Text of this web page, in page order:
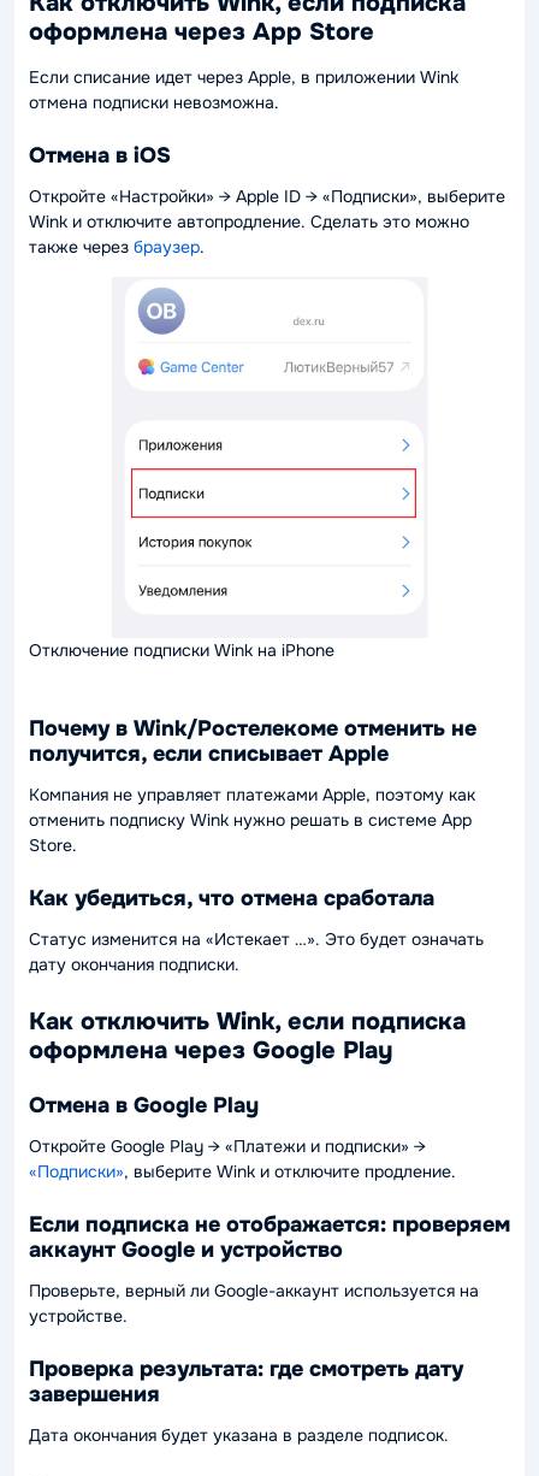
оформлена через App Store
Если списание идет через Apple, в приложении Wink
отмена подписки невозможна.
Отмена в iOS
Откройте «Настройки» → Apple ID → «Подписки», выберите
Wink и отключите автопродление. Сделать это можно
также через браузер.
Отключение подписки Wink на iPhone
Почему в Wink/Ростелекоме отменить не
получится, если списывает Apple
Компания не управляет платежами Apple, поэтому как
отменить подписку Wink нужно решать в системе App
Store.
Как убедиться, что отмена сработала
Статус изменится на «Истекает …». Это будет означать
дату окончания подписки.
Как отключить Wink, если подписка
оформлена через Google Play
Отмена в Google Play
Откройте Google Play → «Платежи и подписки» →
«Подписки», выберите Wink и отключите продление.
Если подписка не отображается: проверяем
аккаунт Google и устройство
Проверьте, верный ли Google-аккаунт используется на
устройстве.
Проверка результата: где смотреть дату
завершения
Дата окончания будет указана в разделе подписок.